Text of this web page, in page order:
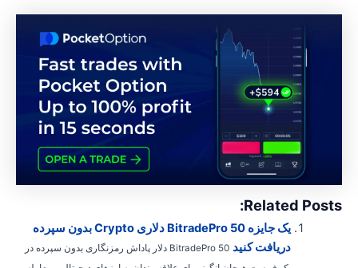
Related
یک جایزه BitradePro 50 دلاری Crypto بدون سپرده
دریافت کنید
BitradePro 50 دلار پاداش رمزنگاری بدون سپرده در